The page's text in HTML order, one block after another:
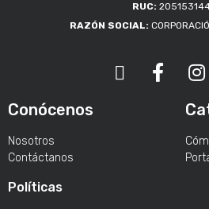
RUC:
RAZÓN SOCIAL:
Conócenos
Nosotros
Contáctanos
Políticas